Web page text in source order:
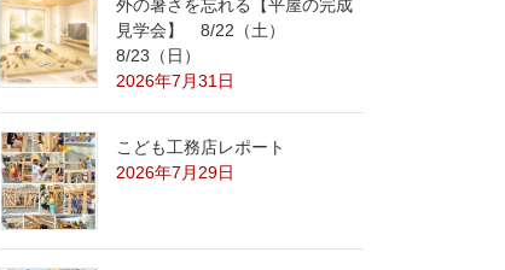
外の暑さを忘れる【平屋の完成
見学会】 8/22（土）
8/23（日）
2026年7月31日
こども工務店レポート
2026年7月29日